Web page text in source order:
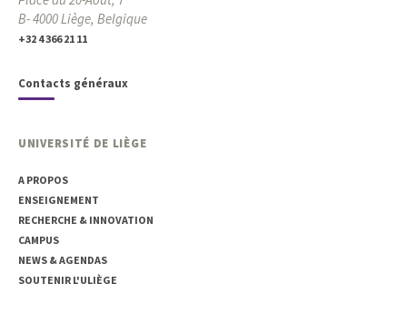
B- 4000 Liège, Belgique
+32 4 366 21 11
Contacts généraux
UNIVERSITÉ DE LIÈGE
A PROPOS
ENSEIGNEMENT
RECHERCHE & INNOVATION
CAMPUS
NEWS & AGENDAS
SOUTENIR L'ULIÈGE